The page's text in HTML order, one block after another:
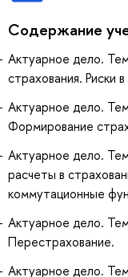
Содержание
Актуарное дело.
страхования. Риски
Актуарное дело.
Формирование
Актуарное дело.
расчеты в
коммутационные
Актуарное дело.
Перестрахование.
Актуарное дело.